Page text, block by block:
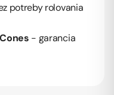
potreby rolovania
- garancia